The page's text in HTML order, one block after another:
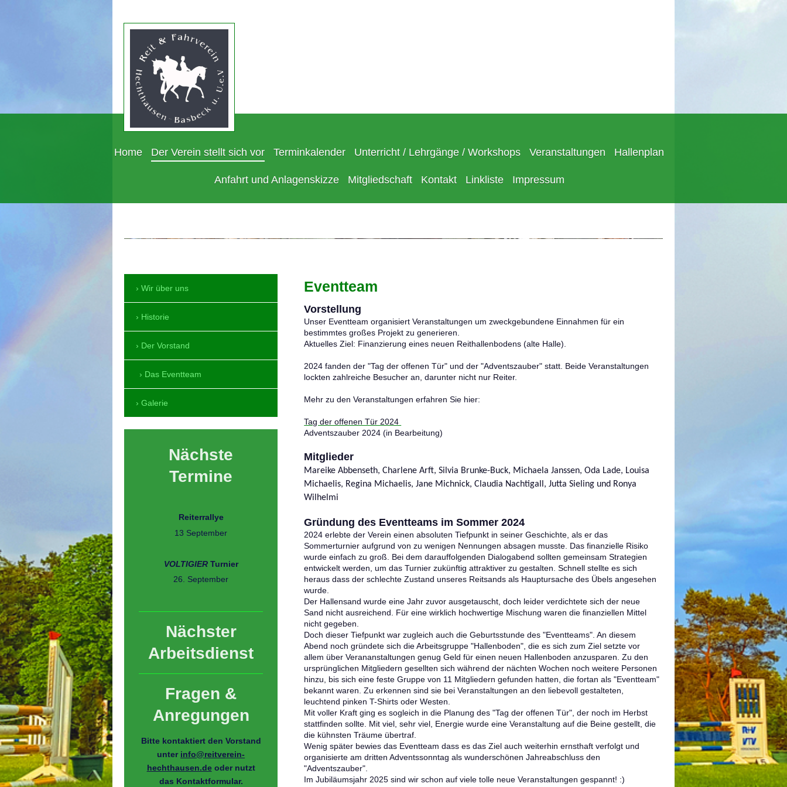
Home Der Verein stellt sich vor Terminkalender Unterricht / Lehrgänge / Workshops Veranstaltungen Hallenplan
Anfahrt und Anlagenskizze Mitgliedschaft Kontakt Linkliste Impressum
Eventteam
Vorstellung
Unser Eventteam organisiert Veranstaltungen um zweckgebundene Einnahmen für ein
bestimmtes großes Projekt zu generieren.
Aktuelles Ziel: Finanzierung eines neuen Reithallenbodens (alte Halle).
2024 fanden der "Tag der offenen Tür" und der "Adventszauber" statt. Beide Veranstaltungen
lockten zahlreiche Besucher an, darunter nicht nur Reiter.
Mehr zu den Veranstaltungen erfahren Sie hier:
Tag der offenen Tür 2024
Adventszauber 2024 (in Bearbeitung)
Mitglieder
Mareike Abbenseth, Charlene Arft, Silvia Brunke-Buck, Michaela Janssen, Oda Lade, Louisa
Michaelis, Regina Michaelis, Jane Michnick, Claudia Nachtigall, Jutta Sieling und Ronya
Wilhelmi
Gründung des Eventteams im Sommer 2024
2024 erlebte der Verein einen absoluten Tiefpunkt in seiner Geschichte, als er das
Sommerturnier aufgrund von zu wenigen Nennungen absagen musste. Das finanzielle Risiko
wurde einfach zu groß. Bei dem darauffolgenden Dialogabend sollten gemeinsam Strategien
entwickelt werden, um das Turnier zukünftig attraktiver zu gestalten. Schnell stellte es sich
heraus dass der schlechte Zustand unseres Reitsands als Hauptursache des Übels angesehen
wurde.
Der Hallensand wurde eine Jahr zuvor ausgetauscht, doch leider verdichtete sich der neue
Sand nicht ausreichend. Für eine wirklich hochwertige Mischung waren die finanziellen Mittel
nicht gegeben.
Doch dieser Tiefpunkt war zugleich auch die Geburtsstunde des "Eventteams". An diesem
Abend noch gründete sich die Arbeitsgruppe "Hallenboden", die es sich zum Ziel setzte vor
allem über Verananstaltungen genug Geld für einen neuen Hallenboden anzusparen. Zu den
ursprünglichen Mitgliedern gesellten sich während der nächten Wochen noch weitere Personen
hinzu, bis sich eine feste Gruppe von 11 Mitgliedern gefunden hatten, die fortan als "Eventteam"
bekannt waren. Zu erkennen sind sie bei Veranstaltungen an den liebevoll gestalteten,
leuchtend pinken T-Shirts oder Westen.
Mit voller Kraft ging es sogleich in die Planung des "Tag der offenen Tür", der noch im Herbst
stattfinden sollte. Mit viel, sehr viel, Energie wurde eine Veranstaltung auf die Beine gestellt, die
die kühnsten Träume übertraf.
Wenig später bewies das Eventteam dass es das Ziel auch weiterhin ernsthaft verfolgt und
organisierte am dritten Adventssonntag als wunderschönen Jahreabschluss den
"Adventszauber".
Im Jubiläumsjahr 2025 sind wir schon auf viele tolle neue Veranstaltungen gespannt! :)
Wir über uns
Historie
Der Vorstand
Das Eventteam
Galerie
Nächste
Termine
Reiterrallye
13 September
VOLTIGIERTurnier
26. September
Nächster
Arbeitsdienst
Fragen &
Anregungen
Bitte kontaktiert den Vorstand
unter info@reitverein-
hechthausen.deoder nutzt
das Kontaktformular.